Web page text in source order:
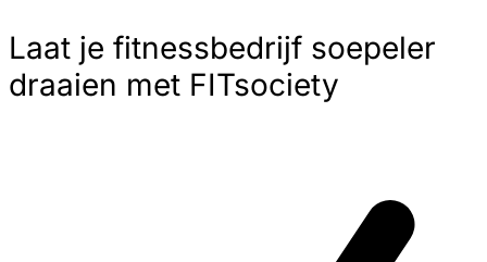
Laat je fitnessbedrijf soepeler
draaien met FITsociety